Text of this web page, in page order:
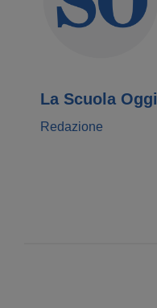
La Scuola Oggi
Redazione